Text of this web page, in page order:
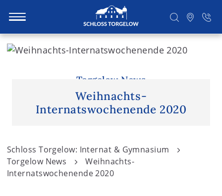
S
Torgelow News
Weihnachts-
Internatswochenende 2020
Schloss Torgelow: Internat & Gymnasium
Torgelow News
Weihnachts-
Internatswochenende 2020